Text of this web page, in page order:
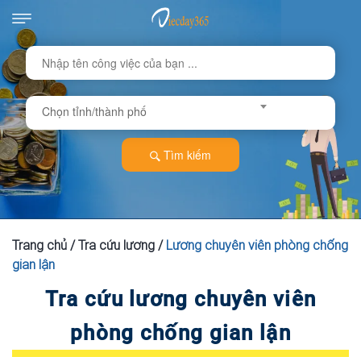
Chọn tỉnh/thành phố
Tìm kiếm
Trang chủ /Tra cứu lương / Lương chuyên viên phòng chống
gian lận
Tra cứu lương chuyên viên
phòng chống gian lận